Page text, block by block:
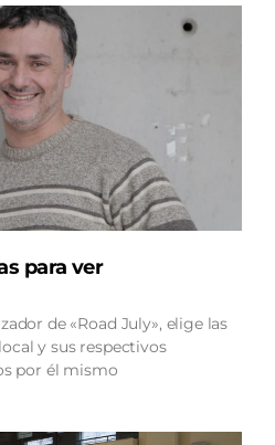
para ver
de «Road July», elige las
y sus respectivos
por él mismo